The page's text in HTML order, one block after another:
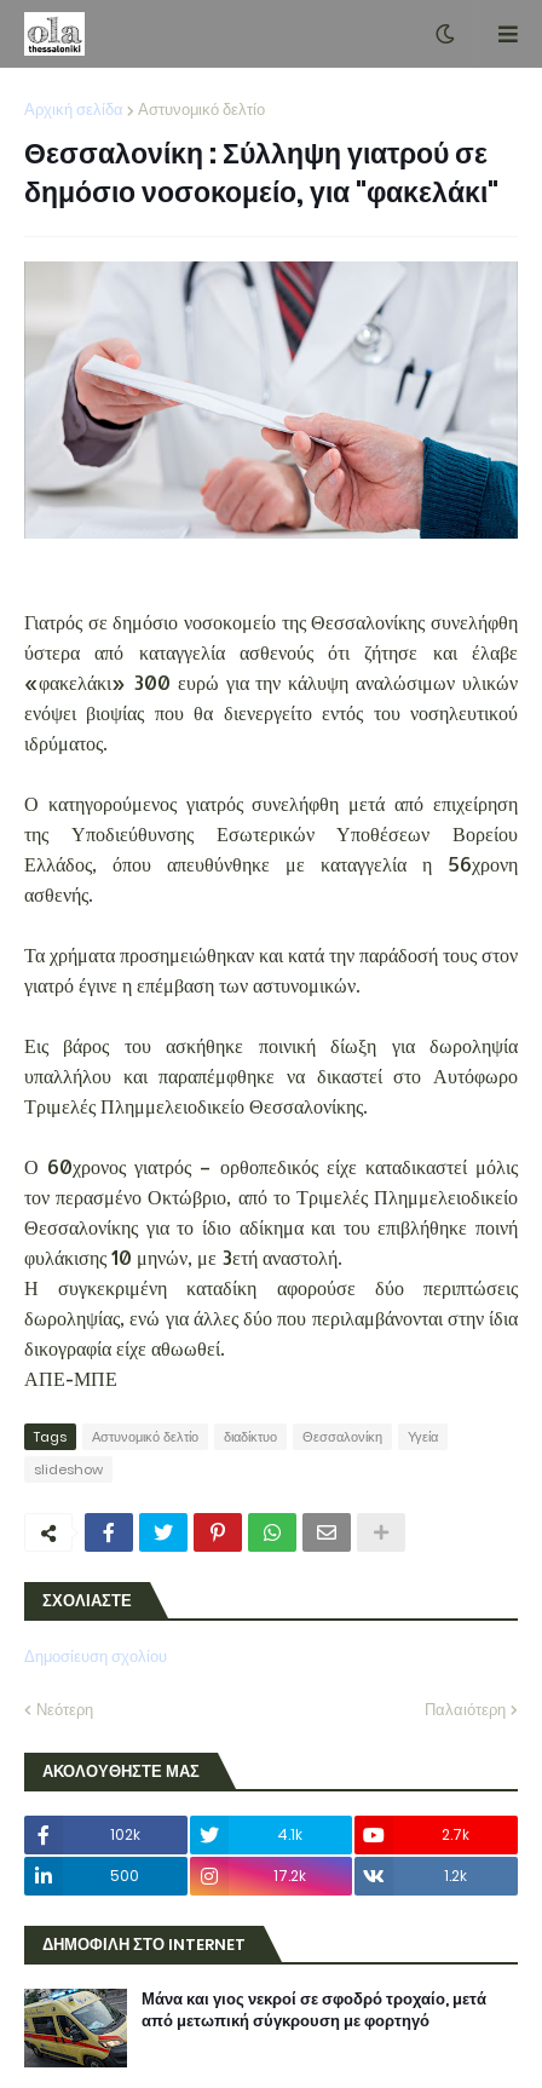
Αρχική σελίδα Αστυνομικό δελτίο
Θεσσαλονίκη : Σύλληψη γιατρού σε
δημόσιο νοσοκομείο, για "φακελάκι"
Γιατρός σε δημόσιο νοσοκομείο της Θεσσαλονίκης συνελήφθη
ύστερα από καταγγελία ασθενούς ότι ζήτησε και έλαβε
«φακελάκι» 300 ευρώ για την κάλυψη αναλώσιμων υλικών
ενόψει βιοψίας που θα διενεργείτο εντός του νοσηλευτικού
ιδρύματος.
Ο κατηγορούμενος γιατρός συνελήφθη μετά από επιχείρηση
της Υποδιεύθυνσης Εσωτερικών Υποθέσεων Βορείου
Ελλάδος, όπου απευθύνθηκε με καταγγελία η 56χρονη
ασθενής.
Τα χρήματα προσημειώθηκαν και κατά την παράδοσή τους στον
γιατρό έγινε η επέμβαση των αστυνομικών.
Εις βάρος του ασκήθηκε ποινική δίωξη για δωροληψία
υπαλλήλου και παραπέμφθηκε να δικαστεί στο Αυτόφωρο
Τριμελές Πλημμελειοδικείο Θεσσαλονίκης.
Ο 60χρονος γιατρός – ορθοπεδικός είχε καταδικαστεί μόλις
τον περασμένο Οκτώβριο, από το Τριμελές Πλημμελειοδικείο
Θεσσαλονίκης για το ίδιο αδίκημα και του επιβλήθηκε ποινή
φυλάκισης 10 μηνών, με 3ετή αναστολή.
Η συγκεκριμένη καταδίκη αφορούσε δύο περιπτώσεις
δωροληψίας, ενώ για άλλες δύο που περιλαμβάνονται στην ίδια
δικογραφία είχε αθωωθεί.
ΑΠΕ-ΜΠΕ
Tags Αστυνομικό δελτίο διαδίκτυο Θεσσαλονίκη
Υγεία
slideshow
ΣΧΟΛΙΑΣΤΕ
Δημοσίευση σχολίου
Νεότερη Παλαιότερη
ΑΚΟΛΟΥΘΗΣΤΕ ΜΑΣ
102k 4.1k
2.7k
500
17.2k 1.2k
ΔΗΜΟΦΙΛΗ ΣΤΟ INTERNET
Μάνα και γιος νεκροί σε σφοδρό τροχαίο, μετά
από μετωπική σύγκρουση με φορτηγό